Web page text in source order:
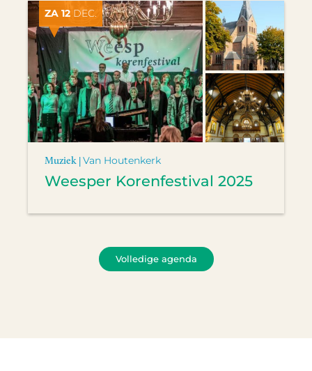
ZA 12 DEC.
Muziek |Van Houtenkerk
Weesper Korenfestival 2025
Volledige agenda